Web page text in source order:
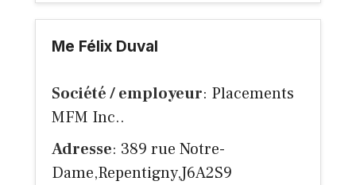
Me Félix Duval
Société / employeur: Placements
MFM Inc..
Adresse: 389 rue Notre-
Dame,Repentigny,J6A2S9